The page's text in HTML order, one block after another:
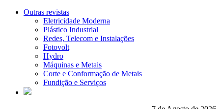
Outras revistas
Eletricidade Moderna
Plástico Industrial
Redes, Telecom e Instalações
Fotovolt
Hydro
Máquinas e Metais
Corte e Conformação de Metais
Fundição e Serviços